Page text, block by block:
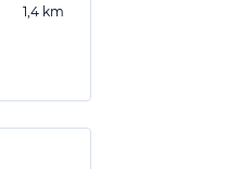
1,4 km